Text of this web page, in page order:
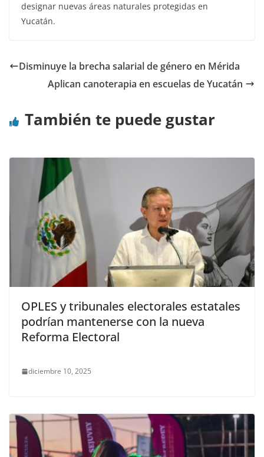
designar nuevas áreas naturales protegidas en
Yucatán.
Disminuye la brecha salarial de género en Mérida
Aplican canoterapia en escuelas de Yucatán
También te puede gustar
OPLES y tribunales electorales estatales
podrían mantenerse con la nueva
Reforma Electoral
diciembre 10, 2025